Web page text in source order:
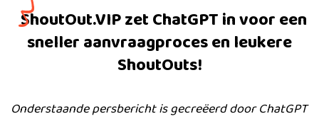
ShoutOut.VIP zet ChatGPT in voor een
sneller aanvraagproces en leukere
ShoutOuts!
Onderstaande persbericht is gecreëerd door ChatGPT